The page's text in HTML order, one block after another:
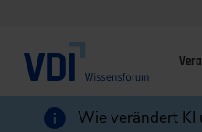
Wie verändert KI